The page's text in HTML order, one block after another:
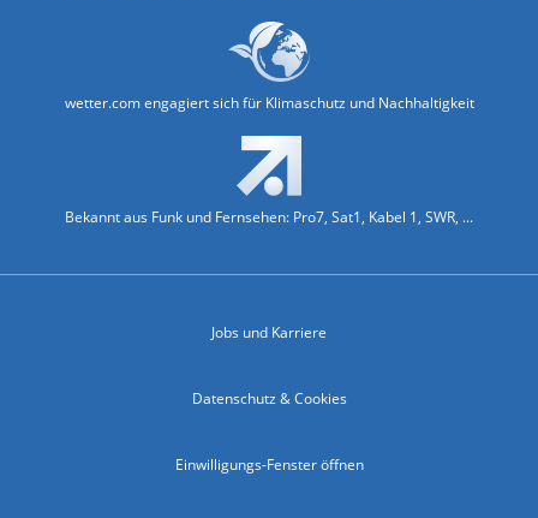
wetter.com engagiert sich für Klimaschutz und Nachhaltigkeit
Bekannt aus Funk und Fernsehen: Pro7, Sat1, Kabel 1, SWR, ...
Jobs und Karriere
Datenschutz & Cookies
Einwilligungs-Fenster öffnen